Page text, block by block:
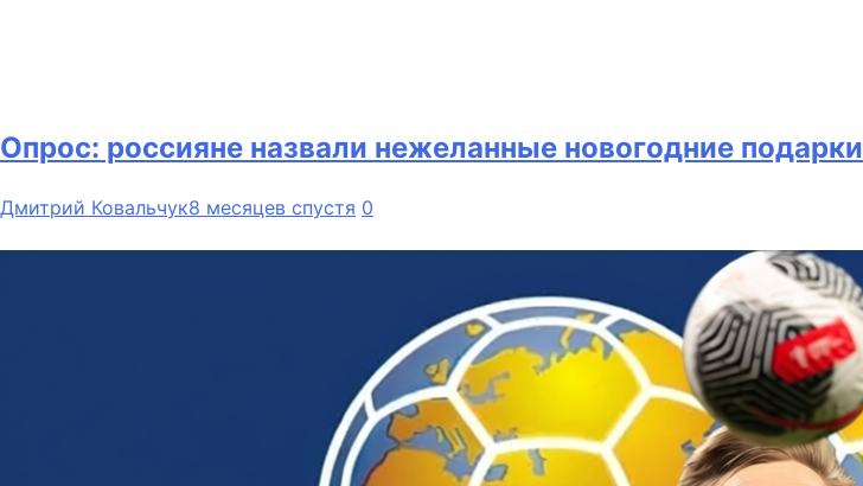
Опрос: россияне назвали нежеланные новогодние подарки
Дмитрий Ковальчук8 месяцев спустя 0